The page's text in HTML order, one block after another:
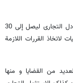
واضاف ان مسئولی البلدین یعملون علی زیادة حجم التبادل التجاری لیصل إلی 30
الارضیات لاتخاذ القررات اللازمة
من القضایا و منها